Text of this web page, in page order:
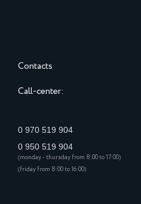
Contacts
Call-center:
0 970 519 904
0 950 519 904
(monday - thursday from 8:00 to 17:00)
(friday from 8:00 to 16:00)